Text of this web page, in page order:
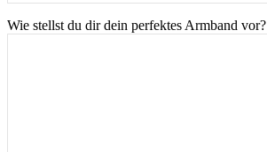
Wie stellst du dir dein perfektes Armband vor?